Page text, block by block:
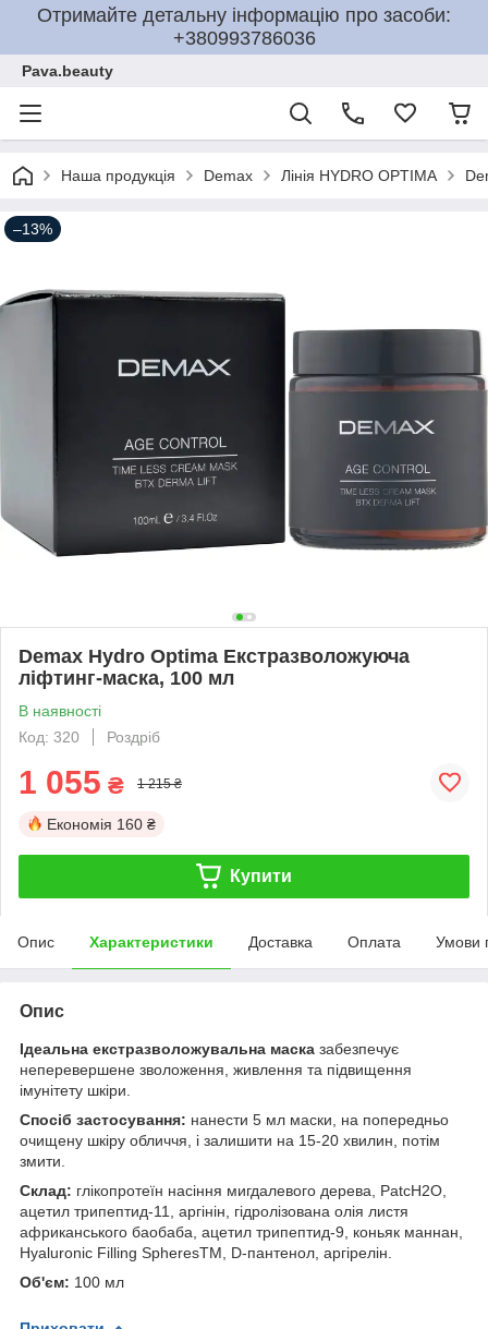
Отримайте детальну інформацію про засоби:
+380993786036
Pava.beauty
Наша продукція Demax Лінія HYDRO OPTIMA
–13%
Demax Hydro Optima Екстразволожуюча
ліфтинг-маска, 100 мл
В наявності
Код: 320
Роздріб
1 055 ₴ 1 215 ₴
Економія 160 ₴
Купити
Опис Характеристики Доставка Оплата Умови
Опис
Ідеальна екстразволожувальна маска забезпечує
неперевершене зволоження, живлення та підвищення
імунітету шкіри.
Спосіб застосування: нанести 5 мл маски, на попередньо
очищену шкіру обличчя, і залишити на 15-20 хвилин, потім
змити.
Склад: глікопротеїн насіння мигдалевого дерева, PatcH2O,
ацетил трипептид-11, аргінін, гідролізована олія листя
африканського баобаба, ацетил трипептид-9, коньяк маннан,
Hyaluronic Filling SpheresTM, D-пантенол, аргірелін.
Об'єм: 100 мл